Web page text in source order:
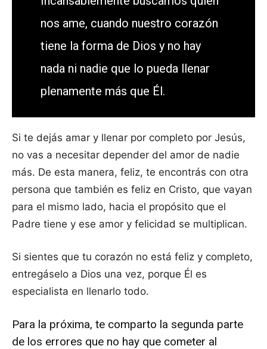
nos ame, cuando nuestro corazón
tiene la forma de Dios y no hay
nada ni nadie que lo pueda llenar
plenamente más que Él.
Si te dejás amar y llenar por completo por Jesús,
no vas a necesitar depender del amor de nadie
más. De esta manera, feliz, te encontrás con otra
persona que también es feliz en Cristo, que vayan
para el mismo lado, hacia el propósito que el
Padre tiene y ese amor y felicidad se multiplican.
Si sientes que tu corazón no está feliz y completo,
entregáselo a Dios una vez, porque Él es
especialista en llenarlo todo.
Para la próxima, te comparto la segunda parte
de los errores que no hay que cometer al